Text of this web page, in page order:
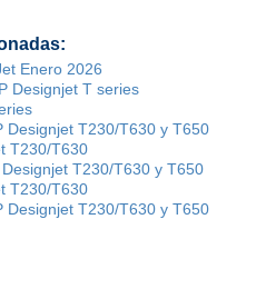
Enero 2026
Designjet T series
Designjet T230/T630 y T650
T230/T630
T230/T630 y T650
T230/T630
Designjet T230/T630 y T650